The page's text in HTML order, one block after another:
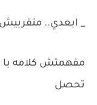
_ ابعدي..
مفهمتش كلامه با
تحصل